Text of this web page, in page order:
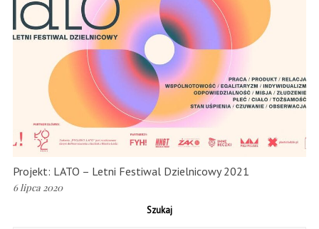
Projekt: LATO – Letni Festiwal Dzielnicowy 2021
6 lipca 2020
Szukaj